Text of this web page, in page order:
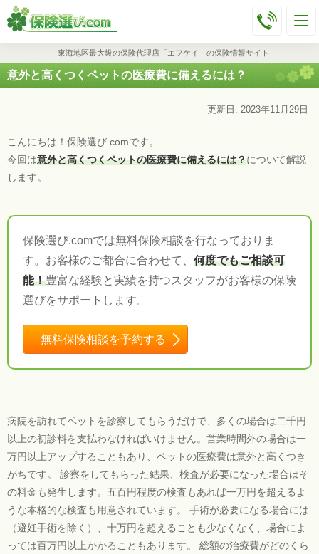
東海地区最大級の保険代理店「エフケイ」の保険情報サイト
意外と高くつくペットの医療費に備えるには？
更新日: 2023年11月29日
こんにちは！保険選び.comです。
今回は意外と高くつくペットの医療費に備えるには？について解説
します。
保険選び.comでは無料保険相談を行なっておりま
す。お客様のご都合に合わせて、 何度でもご相談可
能！豊富な経験と実績を持つスタッフがお客様の保険
選びをサポートします。
無料保険相談を予約する
病院を訪れてペットを診察してもらうだけで、多くの場合は二千円
以上の初診料を支払わなければいけません。営業時間外の場合は一
万円以上アップすることもあり、ペットの医療費は意外と高くつき
がちです。 診察をしてもらった結果、検査が必要になった場合はそ
の料金も発生します。五百円程度の検査もあれば一万円を超えるよ
うな本格的な検査も用意されています。 手術が必要になる場合には
（避妊手術を除く）、十万円を超えることも少なくなく、場合によ
っては百万円以上かかることもあります。 総額の治療費がどのくら